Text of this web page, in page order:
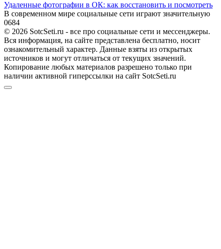
Удаленные фотографии в ОК: как восстановить и посмотреть
В современном мире социальные сети играют значительную
0684
© 2026 SotcSeti.ru - все про социальные сети и мессенджеры.
Вся информация, на сайте представлена бесплатно, носит
ознакомительный характер. Данные взяты из открытых
источников и могут отличаться от текущих значений.
Копирование любых материалов разрешено только при
наличии активной гиперссылки на сайт SotcSeti.ru